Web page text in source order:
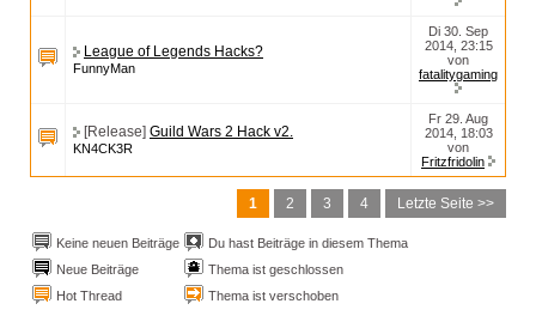
League of Legends Hacks?
FunnyMan
Di 30. Sep
2014, 23:15
von
fatalitygaming
[Release] Guild Wars 2 Hack v2.
KN4CK3R
Fr 29. Aug
2014, 18:03
von
Fritzfridolin
1 2 3 4 Letzte Seite >>
Keine neuen Beiträge
Du hast Beiträge in diesem Thema
Neue Beiträge
Thema ist geschlossen
Hot Thread
Thema ist verschoben